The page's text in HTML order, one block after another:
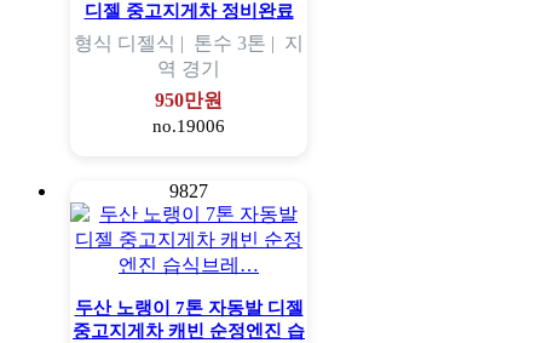
디젤 중고지게차 정비완료
형식 디젤식 | 톤수 3톤 | 지
역 경기
950만원
no.19006
9827
두산 노랭이 7톤 자동발 디젤
중고지게차 캐빈 순정엔진 습